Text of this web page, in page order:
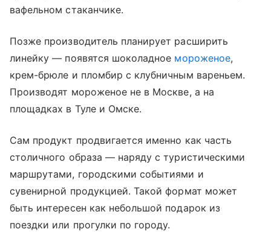
вафельном стаканчике.
Позже производитель планирует расширить
линейку — появятся шоколадное мороженое,
крем-брюле и пломбир с клубничным вареньем.
Производят мороженое не в Москве, а на
площадках в Туле и Омске.
Сам продукт продвигается именно как часть
столичного образа — наряду с туристическими
маршрутами, городскими событиями и
сувенирной продукцией. Такой формат может
быть интересен как небольшой подарок из
поездки или прогулки по городу.